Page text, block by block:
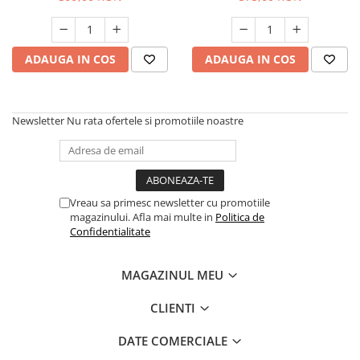
Hote bucatarie
Consumabile
Hota tavan
Hote incorporabile
Hote insula
Hote telescopice
Masini de Spalat Rufe & Uscatoare
Accesorii masini de spalat &
Masini automate de spalat rufe
Masini de spalat rufe verticale
ADAUGA IN COS ADAUGA IN COS
Newsletter Nu rata ofertele si promotiile noastre
Vreau sa primesc newsletter cu promotiile
magazinului. Afla mai multe in Politica de
Confidentialitate
MAGAZINUL MEU
CLIENTI
DATE COMERCIALE